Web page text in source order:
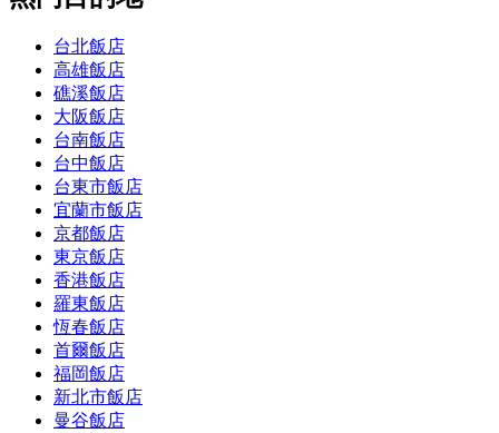
台北飯店
高雄飯店
礁溪飯店
大阪飯店
台南飯店
台中飯店
台東市飯店
宜蘭市飯店
京都飯店
東京飯店
香港飯店
羅東飯店
恆春飯店
首爾飯店
福岡飯店
新北市飯店
曼谷飯店